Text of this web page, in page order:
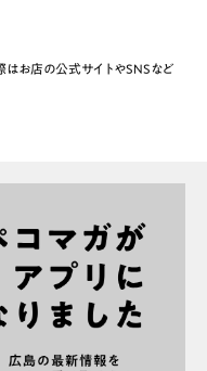
Life
運営会社
広告掲載について
お店の公式サイトやSNSなど